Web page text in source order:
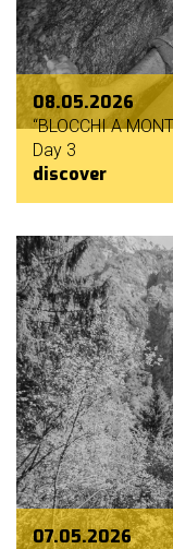
08.05.2026
“BLOCCHI A
Day 3
discover
07.05.2026